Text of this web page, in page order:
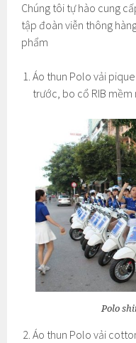
Chúng tôi tự hào cung
tập đoàn viễn thông
phẩm
Áo thun Polo vải
trước, bo cổ RIB
Polo
Áo thun Polo vải